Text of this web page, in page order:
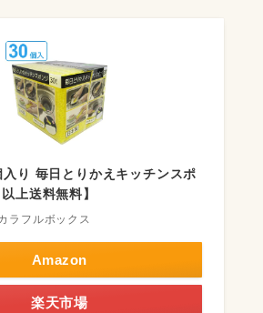
り 毎日とりかえキッチンスポ
上送料無料】
ラフルボックス
Amazon
楽天市場